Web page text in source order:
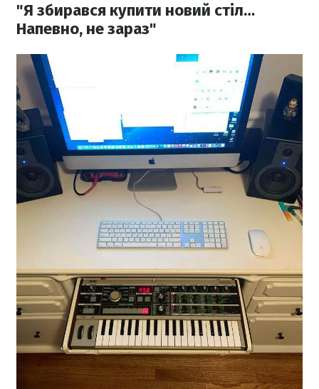
"Я збирався купити новий стіл…
Напевно, не зараз"